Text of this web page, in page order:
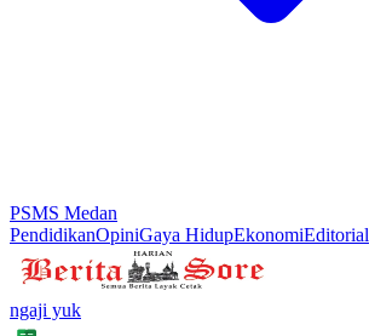
PSMS Medan
PendidikanOpiniGaya HidupEkonomiEditorial
ngaji yuk